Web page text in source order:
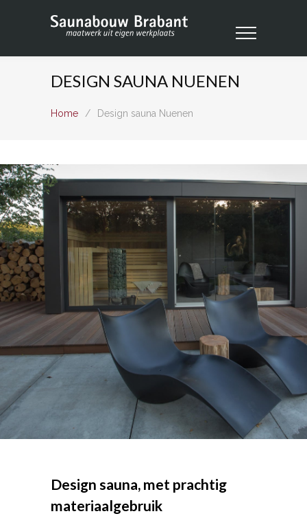
DESIGN SAUNA NUENEN
Home / Design sauna Nuenen
Design sauna, met prachtig
materiaalgebruik